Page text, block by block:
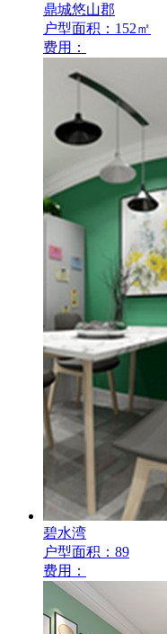
鼎城悠山郡
户型面积：152㎡
费用：
碧水湾
户型面积：89
费用：